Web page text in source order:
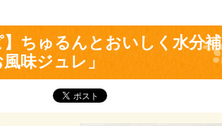
ちゅるんとおいしく水分補
味ジュレ」